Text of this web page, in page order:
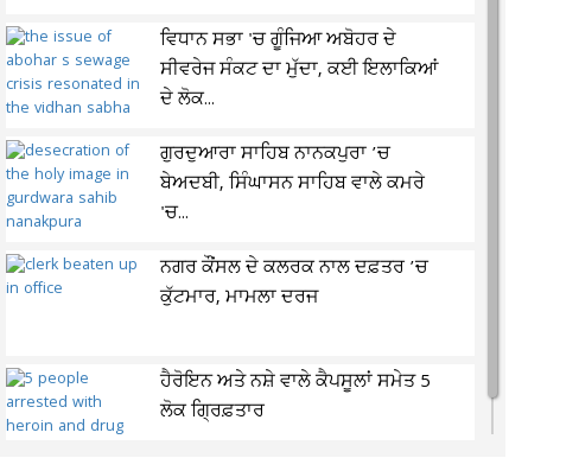
ਵਿਧਾਨ ਸਭਾ 'ਚ ਗੂੰਜਿਆ ਅਬੋਹਰ ਦੇ
ਸੀਵਰੇਜ ਸੰਕਟ ਦਾ ਮੁੱਦਾ, ਕਈ ਇਲਾਕਿਆਂ
ਦੇ ਲੋਕ...
ਗੁਰਦੁਆਰਾ ਸਾਹਿਬ ਨਾਨਕਪੁਰਾ ’ਚ
ਬੇਅਦਬੀ, ਸਿੰਘਾਸਨ ਸਾਹਿਬ ਵਾਲੇ ਕਮਰੇ
'ਚ...
ਨਗਰ ਕੌਂਸਲ ਦੇ ਕਲਰਕ ਨਾਲ ਦਫ਼ਤਰ ’ਚ
ਕੁੱਟਮਾਰ, ਮਾਮਲਾ ਦਰਜ
ਹੈਰੋਇਨ ਅਤੇ ਨਸ਼ੇ ਵਾਲੇ ਕੈਪਸੂਲਾਂ ਸਮੇਤ 5
ਲੋਕ ਗ੍ਰਿਫ਼ਤਾਰ